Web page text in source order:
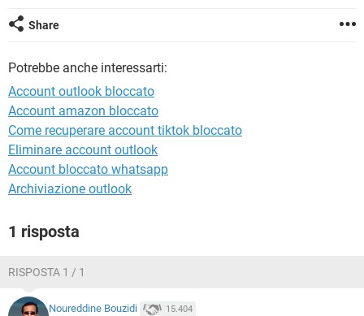
TIKTOK
INSTAGRAM
TIKTOK
HARDWARE
Share
Potrebbe anche interessarti:
Account outlook bloccato
Account amazon bloccato
Come recuperare account tiktok bloccato
Eliminare account outlook
Account bloccato whatsapp
Archiviazione outlook
1 risposta
RISPOSTA 1 / 1
Noureddine Bouzidi 15.404